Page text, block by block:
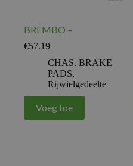
BREMBO –
€57.19
CHAS. BRAKE
PADS,
Rijwielgedeelte
Voeg toe